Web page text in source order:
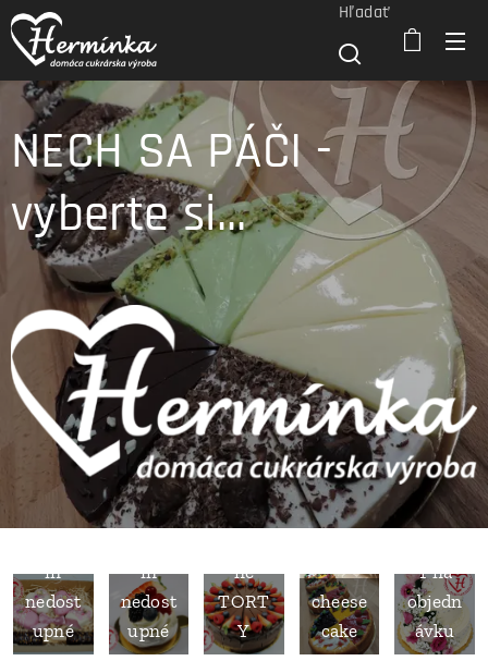
Hľadať
NECH SA PÁČI -
vyberte si...
počas
in
nedost
upné
počas
in
nedost
upné
né
TORT
Y
cheese
cake
Y na
objedn
ávku
čajové
a
vé
pečivo
mome
studen